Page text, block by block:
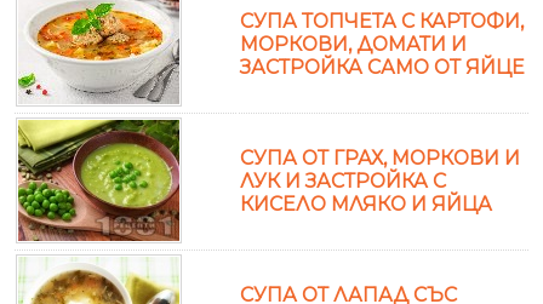
СУПА ТОПЧЕТА С КАРТОФИ,
МОРКОВИ, ДОМАТИ И
ЗАСТРОЙКА САМО ОТ ЯЙЦЕ
СУПА ОТ ГРАХ, МОРКОВИ И
ЛУК И ЗАСТРОЙКА С
КИСЕЛО МЛЯКО И ЯЙЦА
СУПА ОТ ЛАПАД СЪС